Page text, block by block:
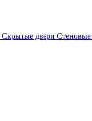
Скрытые двери Стеновые